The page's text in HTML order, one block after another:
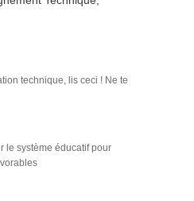
technique, lis ceci ! Ne te
le système éducatif pour